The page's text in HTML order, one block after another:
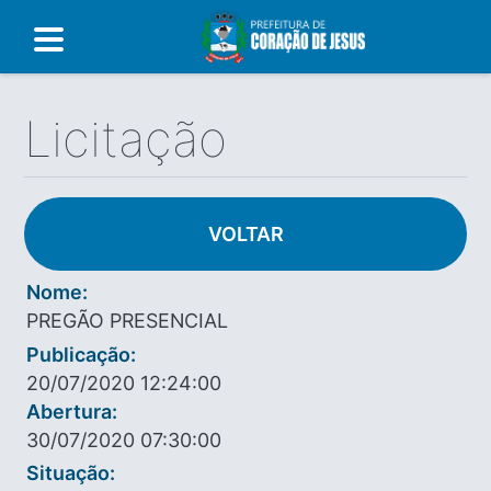
Licitação
VOLTAR
Nome:
PREGÃO PRESENCIAL
Publicação:
20/07/2020 12:24:00
Abertura:
30/07/2020 07:30:00
Situação: